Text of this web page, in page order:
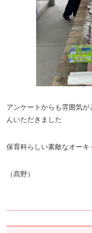
アンケートからも雰囲気
んいただきました
保育科らしい素敵なオーキ
（髙野）